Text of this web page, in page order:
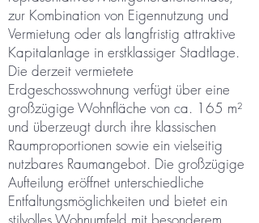
zur Kombination von Eigennutzung und
Vermietung oder als langfristig attraktive
Kapitalanlage in erstklassiger Stadtlage.
Die derzeit vermietete
Erdgeschosswohnung verfügt über eine
großzügige Wohnfläche von ca. 165 m²
und überzeugt durch ihre klassischen
Raumproportionen sowie ein vielseitig
nutzbares Raumangebot. Die großzügige
Aufteilung eröffnet unterschiedliche
Entfaltungsmöglichkeiten und bietet ein